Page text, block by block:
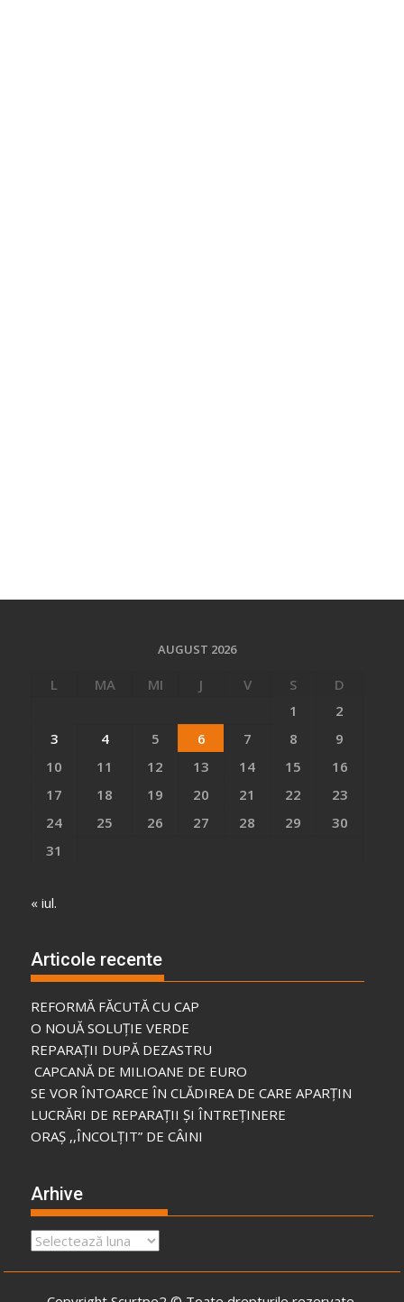
AUGUST 2026
L MA MI J V S
D
1
2
3
4 5 6 7 8
9
10
11 12 13 14 15
16
17
18 19 20 21 22
23
24
25 26 27 28 29
30
31
« iul.
Articole recente
REFORMĂ FĂCUTĂ CU CAP
O NOUĂ SOLUȚIE VERDE
REPARAȚII DUPĂ DEZASTRU
CAPCANĂ DE MILIOANE DE EURO
SE VOR ÎNTOARCE ÎN CLĂDIREA DE CARE APARȚIN
LUCRĂRI DE REPARAȚII ȘI ÎNTREȚINERE
ORAȘ ,,ÎNCOLȚIT” DE CÂINI
Arhive
Arhive